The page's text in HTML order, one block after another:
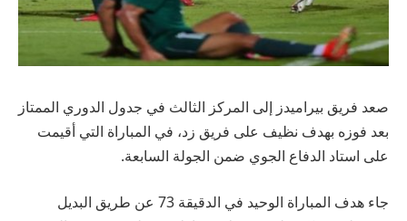
صعد فريق بيراميدز إلى المركز الثالث في جدول الدوري الممتاز
بعد فوزه بهدف نظيف على فريق زد، في المباراة التي أقيمت
على استاد الدفاع الجوي ضمن الجولة السابعة.
جاء هدف المباراة الوحيد في الدقيقة 73 عن طريق البديل